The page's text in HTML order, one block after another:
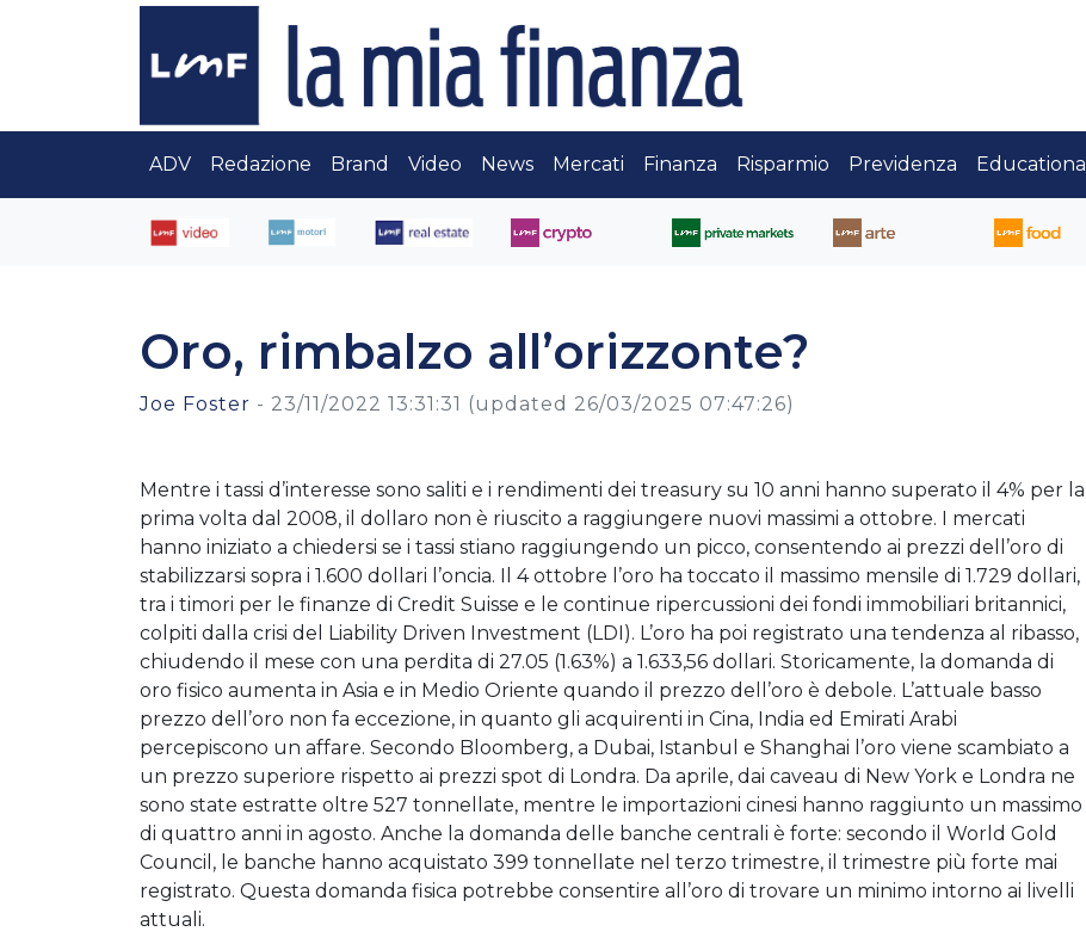
ADV Redazione Brand Video News Mercati Finanza Risparmio Previdenza Educational
Oro, rimbalzo all’orizzonte?
Joe Foster - 23/11/2022 13:31:31 (updated 26/03/2025 07:47:26)
Mentre i tassi d’interesse sono saliti e i rendimenti dei treasury su 10 anni hanno superato il 4% per la
prima volta dal 2008, il dollaro non è riuscito a raggiungere nuovi massimi a ottobre. I mercati
hanno iniziato a chiedersi se i tassi stiano raggiungendo un picco, consentendo ai prezzi dell’oro di
stabilizzarsi sopra i 1.600 dollari l’oncia. Il 4 ottobre l’oro ha toccato il massimo mensile di 1.729 dollari,
tra i timori per le finanze di Credit Suisse e le continue ripercussioni dei fondi immobiliari britannici,
colpiti dalla crisi del Liability Driven Investment (LDI). L’oro ha poi registrato una tendenza al ribasso,
chiudendo il mese con una perdita di 27.05 (1.63%) a 1.633,56 dollari. Storicamente, la domanda di
oro fisico aumenta in Asia e in Medio Oriente quando il prezzo dell’oro è debole. L’attuale basso
prezzo dell’oro non fa eccezione, in quanto gli acquirenti in Cina, India ed Emirati Arabi
percepiscono un affare. Secondo Bloomberg, a Dubai, Istanbul e Shanghai l’oro viene scambiato a
un prezzo superiore rispetto ai prezzi spot di Londra. Da aprile, dai caveau di New York e Londra ne
sono state estratte oltre 527 tonnellate, mentre le importazioni cinesi hanno raggiunto un massimo
di quattro anni in agosto. Anche la domanda delle banche centrali è forte: secondo il World Gold
Council, le banche hanno acquistato 399 tonnellate nel terzo trimestre, il trimestre più forte mai
registrato. Questa domanda fisica potrebbe consentire all’oro di trovare un minimo intorno ai livelli
attuali.